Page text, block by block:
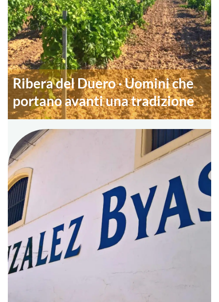
Ribera del Duero · Uomini che
portano avanti una tradizione